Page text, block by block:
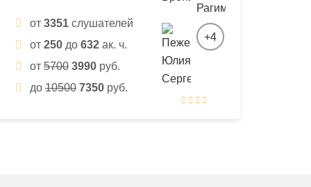
от 3351 слушателей
от 250 до 632 ак. ч.
от 5700 3990 руб.
до 10500 7350 руб.
+4